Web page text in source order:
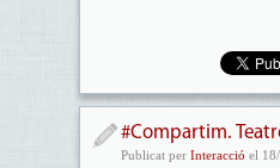
#Compartim.
Publicat per Interacció el